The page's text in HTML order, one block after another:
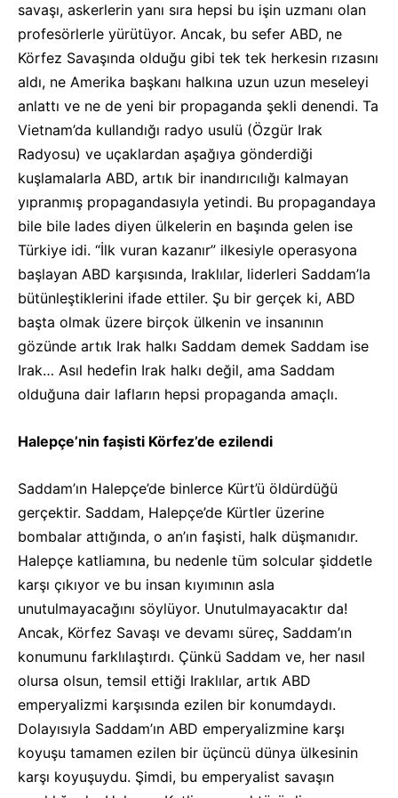
savaşı, askerlerin yanı sıra hepsi bu işin uzmanı olan
profesörlerle yürütüyor. Ancak, bu sefer ABD, ne
Körfez Savaşında olduğu gibi tek tek herkesin rızasını
aldı, ne Amerika başkanı halkına uzun uzun meseleyi
anlattı ve ne de yeni bir propaganda şekli denendi. Ta
Vietnam’da kullandığı radyo usulü (Özgür Irak
Radyosu) ve uçaklardan aşağıya gönderdiği
kuşlamalarla ABD, artık bir inandırıcılığı kalmayan
yıpranmış propagandasıyla yetindi. Bu propagandaya
bile bile lades diyen ülkelerin en başında gelen ise
Türkiye idi. “İlk vuran kazanır” ilkesiyle operasyona
başlayan ABD karşısında, Iraklılar, liderleri Saddam’la
bütünleştiklerini ifade ettiler. Şu bir gerçek ki, ABD
başta olmak üzere birçok ülkenin ve insanının
gözünde artık Irak halkı Saddam demek Saddam ise
Irak… Asıl hedefin Irak halkı değil, ama Saddam
olduğuna dair lafların hepsi propaganda amaçlı.
Halepçe’nin faşisti Körfez’de ezilendi
Saddam’ın Halepçe’de binlerce Kürt’ü öldürdüğü
gerçektir. Saddam, Halepçe’de Kürtler üzerine
bombalar attığında, o an’ın faşisti, halk düşmanıdır.
Halepçe katliamına, bu nedenle tüm solcular şiddetle
karşı çıkıyor ve bu insan kıyımının asla
unutulmayacağını söylüyor. Unutulmayacaktır da!
Ancak, Körfez Savaşı ve devamı süreç, Saddam’ın
konumunu farklılaştırdı. Çünkü Saddam ve, her nasıl
olursa olsun, temsil ettiği Iraklılar, artık ABD
emperyalizmi karşısında ezilen bir konumdaydı.
Dolayısıyla Saddam’ın ABD emperyalizmine karşı
koyuşu tamamen ezilen bir üçüncü dünya ülkesinin
karşı koyuşuydu. Şimdi, bu emperyalist savaşın